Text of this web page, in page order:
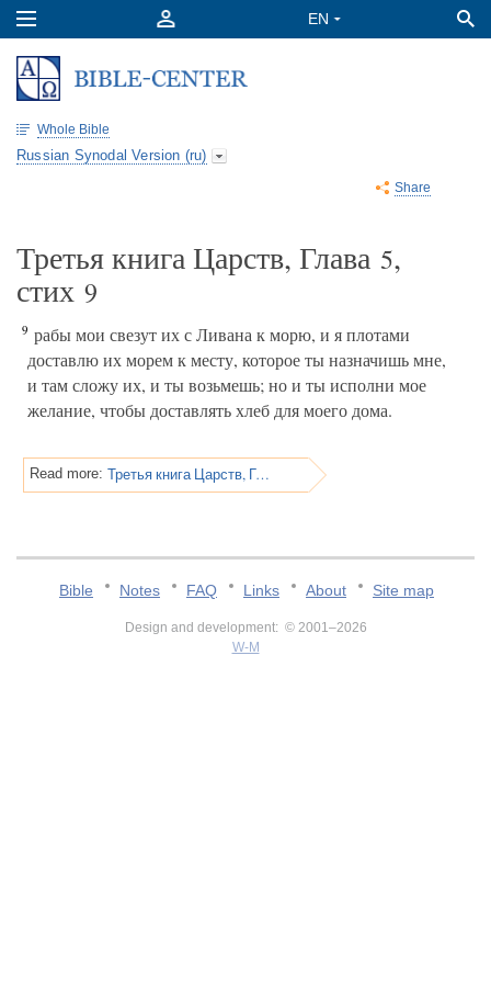
Whole Bible
Russian Synodal Version (ru)
Share
Третья книга Царств, Глава 5,
стих 9
9 рабы мои свезут их с Ливана к морю, и я плотами
доставлю их морем к месту, которое ты назначишь мне,
и там сложу их, и ты возьмешь; но и ты исполни мое
желание, чтобы доставлять хлеб для моего дома.
Read more: Третья книга Царств, Глава 5
Bible Notes FAQ Links About Site map
Design and development: © 2001–2026
W-M